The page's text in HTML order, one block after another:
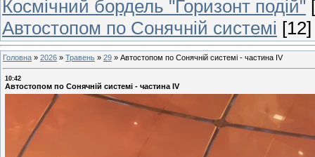
Космічний бордель "Горизонт подій"
Автостопом по Сонячній системі [12]
Головна » 2026 » Травень » 29 » Автостопом по Сонячній системі - частина ІV
10:42
Автостопом по Сонячній системі - частина ІV